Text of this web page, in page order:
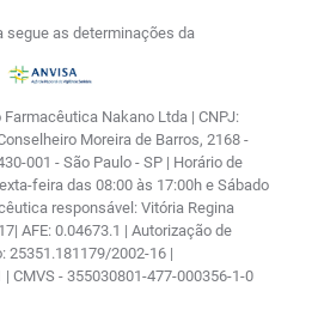
segue as determinações da
Nakano Ltda | CNPJ:
Moreira de Barros, 2168 -
001 - São Paulo - SP | Horário de
feira das 08:00 às 17:00h e Sábado
responsável: Vitória Regina
AFE: 0.04673.1 | Autorização de
25351.181179/2002-16 |
CMVS - 355030801-477-000356-1-0